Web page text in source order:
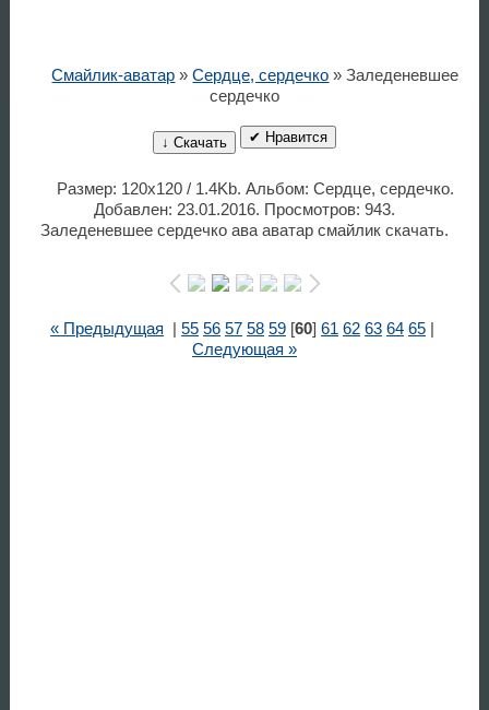
Смайлик-аватар »Сердце, сердечко » Заледеневшее
сердечко
↓ Скачать ✔ Нравится
Размер: 120x120 / 1.4Kb. Альбом: Сердце, сердечко.
Добавлен: 23.01.2016. Просмотров: 943.
Заледеневшее сердечко ава аватар смайлик скачать.
« Предыдущая 55 56 57 58 59[60] 61 62 63 64 65|
Следующая »